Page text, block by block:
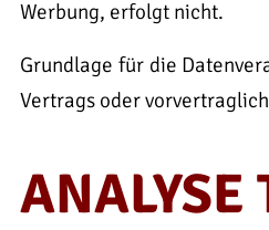
Werbung, erfolgt nicht.
Grundlage für die
Vertrags oder
ANALYSE